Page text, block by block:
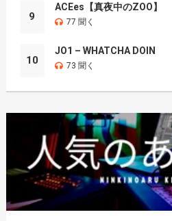
9
ACEes【真夜中のZOO】
77 聞く
10
JO1 – WHATCHA DOIN
73 聞く